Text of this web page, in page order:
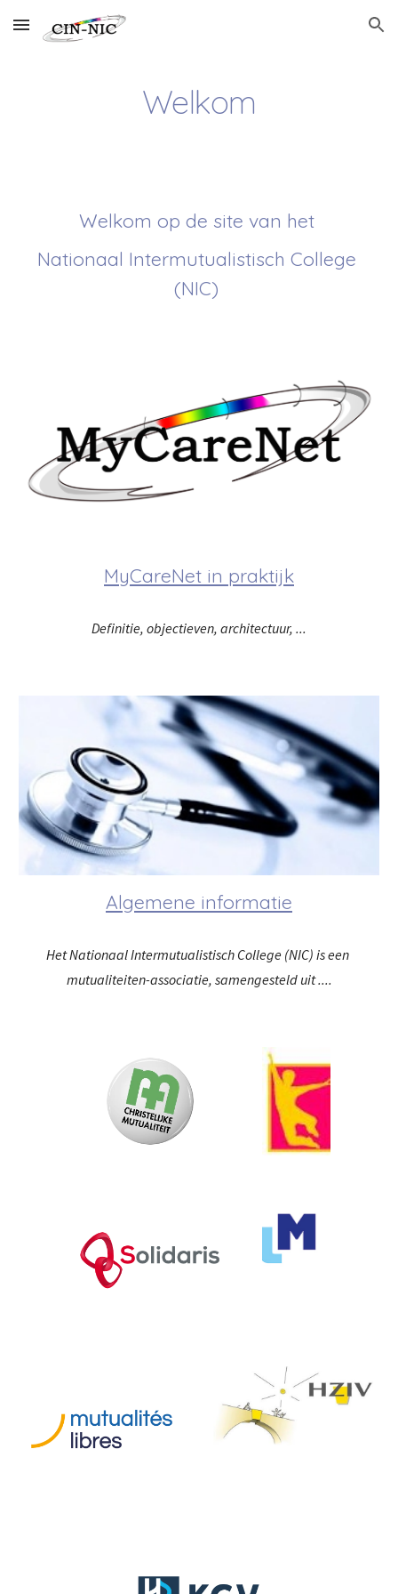
Skip to main content Skip to navigation
Welkom
Welkom op de site van het
Nationaal Intermutualistisch College
(NIC)
MyCareNet in praktijk
Definitie, objectieven, architectuur, ...
Algemene informatie
Het Nationaal Intermutualistisch College (NIC) is een
mutualiteiten-associatie, samengesteld uit ....